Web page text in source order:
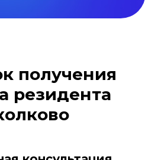
получения
резидента